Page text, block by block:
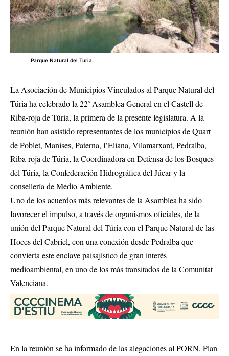
Parque Natural del Turia.
La Asociación de Municipios Vinculados al Parque Natural del
Túria ha celebrado la 22ª Asamblea General en el Castell de
Riba-roja de Túria, la primera de la presente legislatura. A la
reunión han asistido representantes de los municipios de Quart
de Poblet, Manises, Paterna, l’Eliana, Vilamarxant, Pedralba,
Riba-roja de Túria, la Coordinadora en Defensa de los Bosques
del Túria, la Confederación Hidrográfica del Júcar y la
consellería de Medio Ambiente.
Uno de los acuerdos más relevantes de la Asamblea ha sido
favorecer el impulso, a través de organismos oficiales, de la
unión del Parque Natural del Túria con el Parque Natural de las
Hoces del Cabriel, con una conexión desde Pedralba que
convierta este enclave paisajístico de gran interés
medioambiental, en uno de los más transitados de la Comunitat
Valenciana.
En la reunión se ha informado de las alegaciones al PORN, Plan